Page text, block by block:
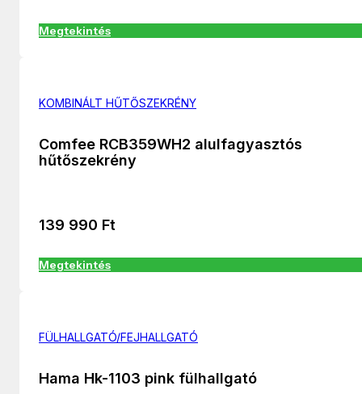
Megtekintés
KOMBINÁLT HŰTŐSZEKRÉNY
Comfee RCB359WH2 alulfagyasztós
hűtőszekrény
139 990 Ft
Megtekintés
FÜLHALLGATÓ/FEJHALLGATÓ
Hama Hk-1103 pink fülhallgató